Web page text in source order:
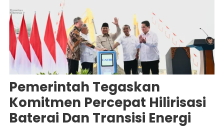
Pemerintah Tegaskan
Komitmen Percepat Hilirisasi
Baterai Dan Transisi Energi